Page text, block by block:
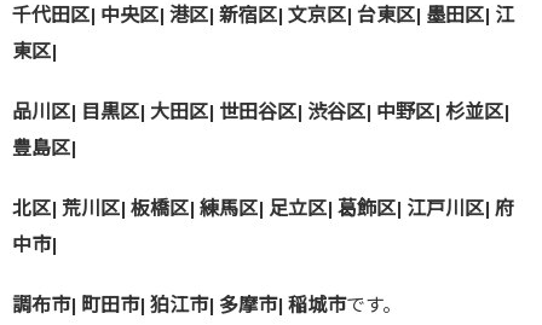
千代田区| 中央区| 港区| 新宿区| 文京区| 台東区| 墨田区| 江
東区|
品川区| 目黒区| 大田区| 世田谷区| 渋谷区| 中野区| 杉並区|
豊島区|
北区| 荒川区| 板橋区| 練馬区| 足立区| 葛飾区| 江戸川区| 府
中市|
調布市| 町田市| 狛江市| 多摩市| 稲城市です。